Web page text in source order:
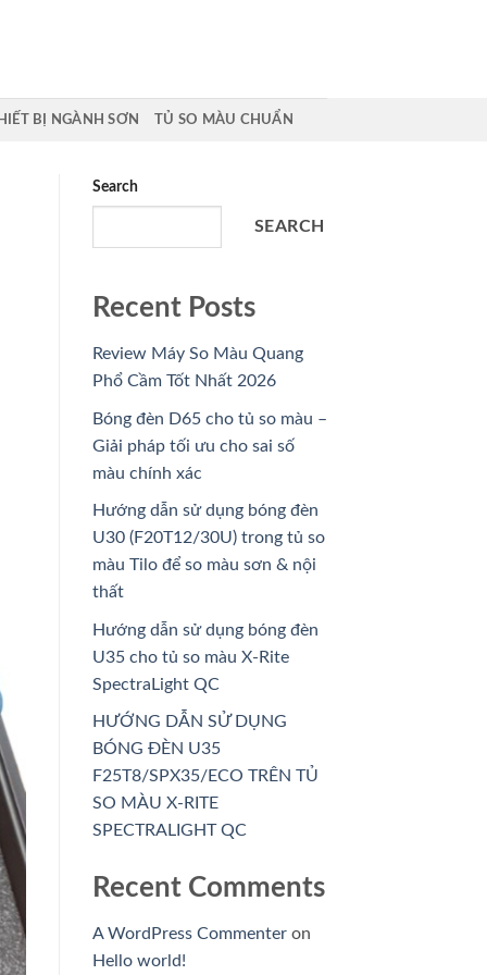
BỊ NGÀNH SƠN TỦ SO MÀU CHUẨN
Search
SEARCH
Recent Posts
Review Máy So Màu Quang
Phổ Cầm Tốt Nhất 2026
Bóng đèn D65 cho tủ so màu –
Giải pháp tối ưu cho sai số
màu chính xác
Hướng dẫn sử dụng bóng đèn
U30 (F20T12/30U) trong tủ so
màu Tilo để so màu sơn & nội
thất
Hướng dẫn sử dụng bóng đèn
U35 cho tủ so màu X-Rite
SpectraLight QC
HƯỚNG DẪN SỬ DỤNG
BÓNG ĐÈN U35
F25T8/SPX35/ECO TRÊN TỦ
SO MÀU X-RITE
SPECTRALIGHT QC
Recent Comments
A WordPress Commenteron
Hello world!